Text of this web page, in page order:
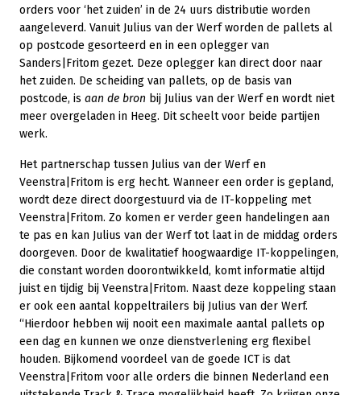
orders voor ‘het zuiden’ in de 24 uurs distributie worden
aangeleverd. Vanuit Julius van der Werf worden de pallets al
op postcode gesorteerd en in een oplegger van
Sanders|Fritom gezet. Deze oplegger kan direct door naar
het zuiden. De scheiding van pallets, op de basis van
postcode, is aan de bron bij Julius van der Werf en wordt niet
meer overgeladen in Heeg. Dit scheelt voor beide partijen
werk.
Het partnerschap tussen Julius van der Werf en
Veenstra|Fritom is erg hecht. Wanneer een order is gepland,
wordt deze direct doorgestuurd via de IT-koppeling met
Veenstra|Fritom. Zo komen er verder geen handelingen aan
te pas en kan Julius van der Werf tot laat in de middag orders
doorgeven. Door de kwalitatief hoogwaardige IT-koppelingen,
die constant worden doorontwikkeld, komt informatie altijd
juist en tijdig bij Veenstra|Fritom. Naast deze koppeling staan
er ook een aantal koppeltrailers bij Julius van der Werf.
“Hierdoor hebben wij nooit een maximale aantal pallets op
een dag en kunnen we onze dienstverlening erg flexibel
houden. Bijkomend voordeel van de goede ICT is dat
Veenstra|Fritom voor alle orders die binnen Nederland een